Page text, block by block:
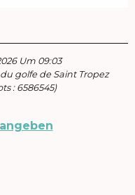
Um 09:03
golfe de Saint Tropez
:6586545)